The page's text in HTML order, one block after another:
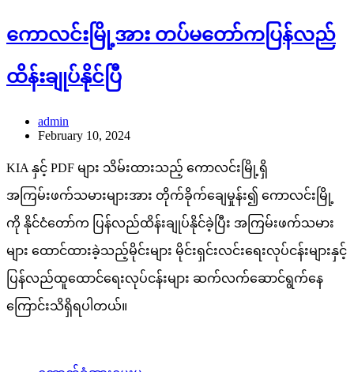
ကောလင်းမြို့အား တပ်မတော်ကပြန်လည်
ထိန်းချုပ်နိုင်ပြီ
admin
February 10, 2024
KIA နှင့် PDF များ သိမ်းထားသည့် ကောလင်းမြို့ရှိ
အကြမ်းဖက်သမားများအား တိုက်ခိုက်ချေမှုန်း၍ ကောလင်းမြို့
ကို နိုင်ငံတော်က ပြန်လည်ထိန်းချုပ်နိုင်ခဲ့ပြီး အကြမ်းဖက်သမား
များ ထောင်ထားခဲ့သည့်မိုင်းများ မိုင်းရှင်းလင်းရေးလုပ်ငန်းများနှင့်
ပြန်လည်ထူထောင်ရေးလုပ်ငန်းများ ဆက်လက်ဆောင်ရွက်နေ
ကြောင်းသိရှိရပါတယ်။